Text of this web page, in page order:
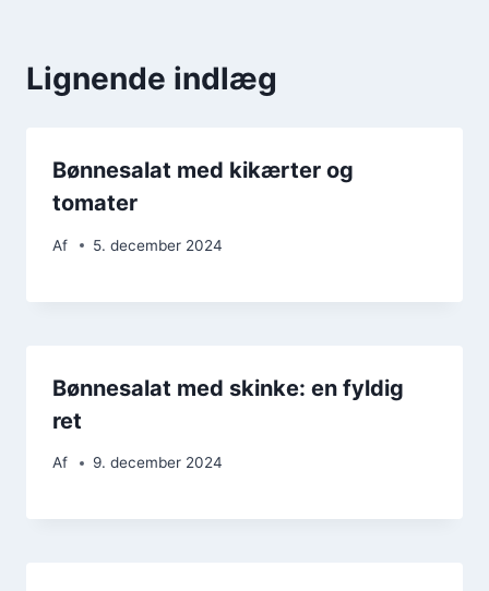
Lignende indlæg
Bønnesalat med kikærter og
tomater
Af 5. december 2024
Bønnesalat med skinke: en fyldig
ret
Af 9. december 2024